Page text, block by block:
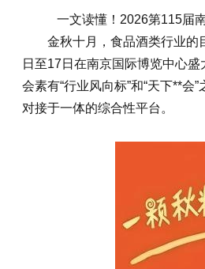
一文读懂！2026第115届
金秋十月，食品酒类行业的
日至17日在南京国际博览中心
会素有“行业风向标”和“天下**
对接于一体的综合性平台。